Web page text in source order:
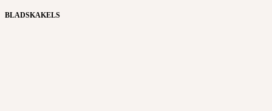
BLADSKAKELS